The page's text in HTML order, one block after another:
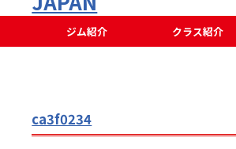
ジム紹介 クラス紹介
ca3f0234